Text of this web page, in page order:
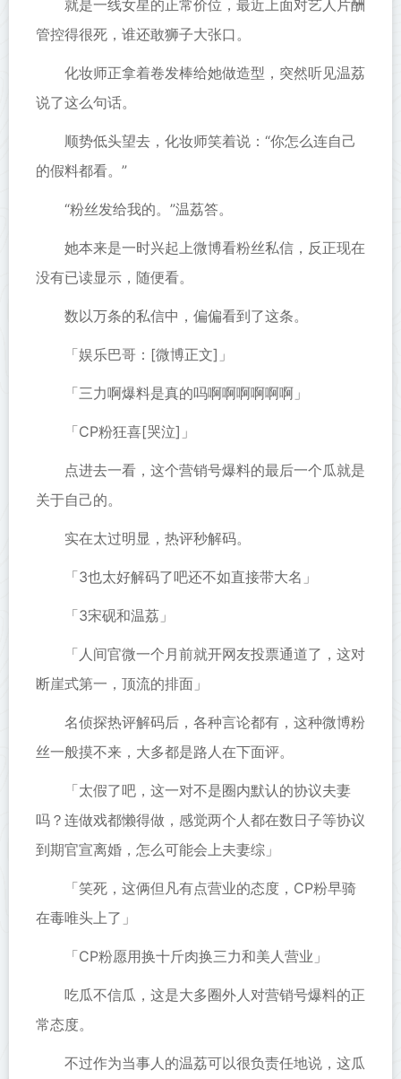
就是一线女星的正常价位，最近上面对艺人片酬
管控得很死，谁还敢狮子大张口。
化妆师正拿着卷发棒给她做造型，突然听见温荔
说了这么句话。
顺势低头望去，化妆师笑着说：“你怎么连自己
的假料都看。”
“粉丝发给我的。”温荔答。
她本来是一时兴起上微博看粉丝私信，反正现在
没有已读显示，随便看。
数以万条的私信中，偏偏看到了这条。
「娱乐巴哥：[微博正文]」
「三力啊爆料是真的吗啊啊啊啊啊啊」
「CP粉狂喜[哭泣]」
点进去一看，这个营销号爆料的最后一个瓜就是
关于自己的。
实在太过明显，热评秒解码。
「3也太好解码了吧还不如直接带大名」
「3宋砚和温荔」
「人间官微一个月前就开网友投票通道了，这对
断崖式第一，顶流的排面」
名侦探热评解码后，各种言论都有，这种微博粉
丝一般摸不来，大多都是路人在下面评。
「太假了吧，这一对不是圈内默认的协议夫妻
吗？连做戏都懒得做，感觉两个人都在数日子等协议
到期官宣离婚，怎么可能会上夫妻综」
「笑死，这俩但凡有点营业的态度，CP粉早骑
在毒唯头上了」
「CP粉愿用换十斤肉换三力和美人营业」
吃瓜不信瓜，这是大多圈外人对营销号爆料的正
常态度。
不过作为当事人的温荔可以很负责任地说，这瓜